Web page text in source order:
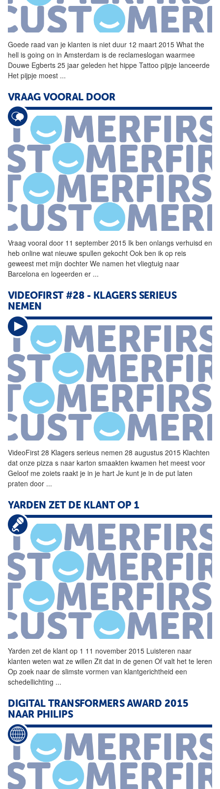
Goede raad van je klanten is niet duur 12 maart 2015 What the
hell is going on in Amsterdam is de reclameslogan waarmee
Douwe Egberts 25 jaar geleden het hippe Tattoo pijpje lanceerde
Het pijpje moest ...
VRAAG VOORAL DOOR
Vraag vooral door 11 september 2015 Ik ben onlangs verhuisd en
heb online wat nieuwe spullen gekocht Ook ben ik op reis
geweest met mijn dochter We namen het vliegtuig naar
Barcelona en logeerden er ...
VIDEOFIRST #28 - KLAGERS SERIEUS
NEMEN
VideoFirst 28 Klagers serieus nemen 28 augustus 2015 Klachten
dat onze pizza s naar karton smaakten kwamen het meest voor
Geloof me zoiets raakt je in je hart Je kunt je in de put laten
praten door ...
YARDEN ZET DE KLANT OP 1
Yarden zet de klant op 1 11 november 2015 Luisteren naar
klanten weten wat ze willen Zit dat in de genen Of valt het te leren
Op zoek naar de slimste vormen van klantgerichtheid een
schedellichting ...
DIGITAL TRANSFORMERS AWARD 2015
NAAR PHILIPS